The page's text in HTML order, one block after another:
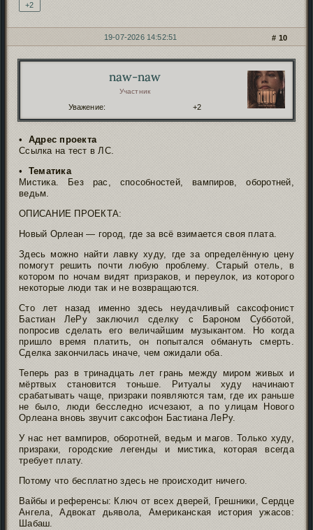
+2
10
19-07-2026 14:52:51
naw-naw
Участник
Уважение: +2
• Адрес проекта
Ссылка на тест в ЛС.
• Тематика
Мистика. Без рас, способностей, вампиров, оборотней,
ведьм.
ОПИСАНИЕ ПРОЕКТА:
Новый Орлеан — город, где за всё взимается своя плата.
Здесь можно найти лавку худу, где за определённую цену
помогут решить почти любую проблему. Старый отель, в
котором по ночам видят призраков, и переулок, из которого
некоторые люди так и не возвращаются.
Сто лет назад именно здесь неудачливый саксофонист
Бастиан ЛеРу заключил сделку с Бароном Субботой,
попросив сделать его величайшим музыкантом. Но когда
пришло время платить, он попытался обмануть смерть.
Сделка закончилась иначе, чем ожидали оба.
Теперь раз в тринадцать лет грань между миром живых и
мёртвых становится тоньше. Ритуалы худу начинают
срабатывать чаще, призраки появляются там, где их раньше
не было, люди бесследно исчезают, а по улицам Нового
Орлеана вновь звучит саксофон Бастиана ЛеРу.
У нас нет вампиров, оборотней, ведьм и магов. Только худу,
призраки, городские легенды и мистика, которая всегда
требует плату.
Потому что бесплатно здесь не происходит ничего.
Вайбы и референсы: Ключ от всех дверей, Грешники, Сердце
Ангела, Адвокат дьявола, Американская история ужасов:
Шабаш.